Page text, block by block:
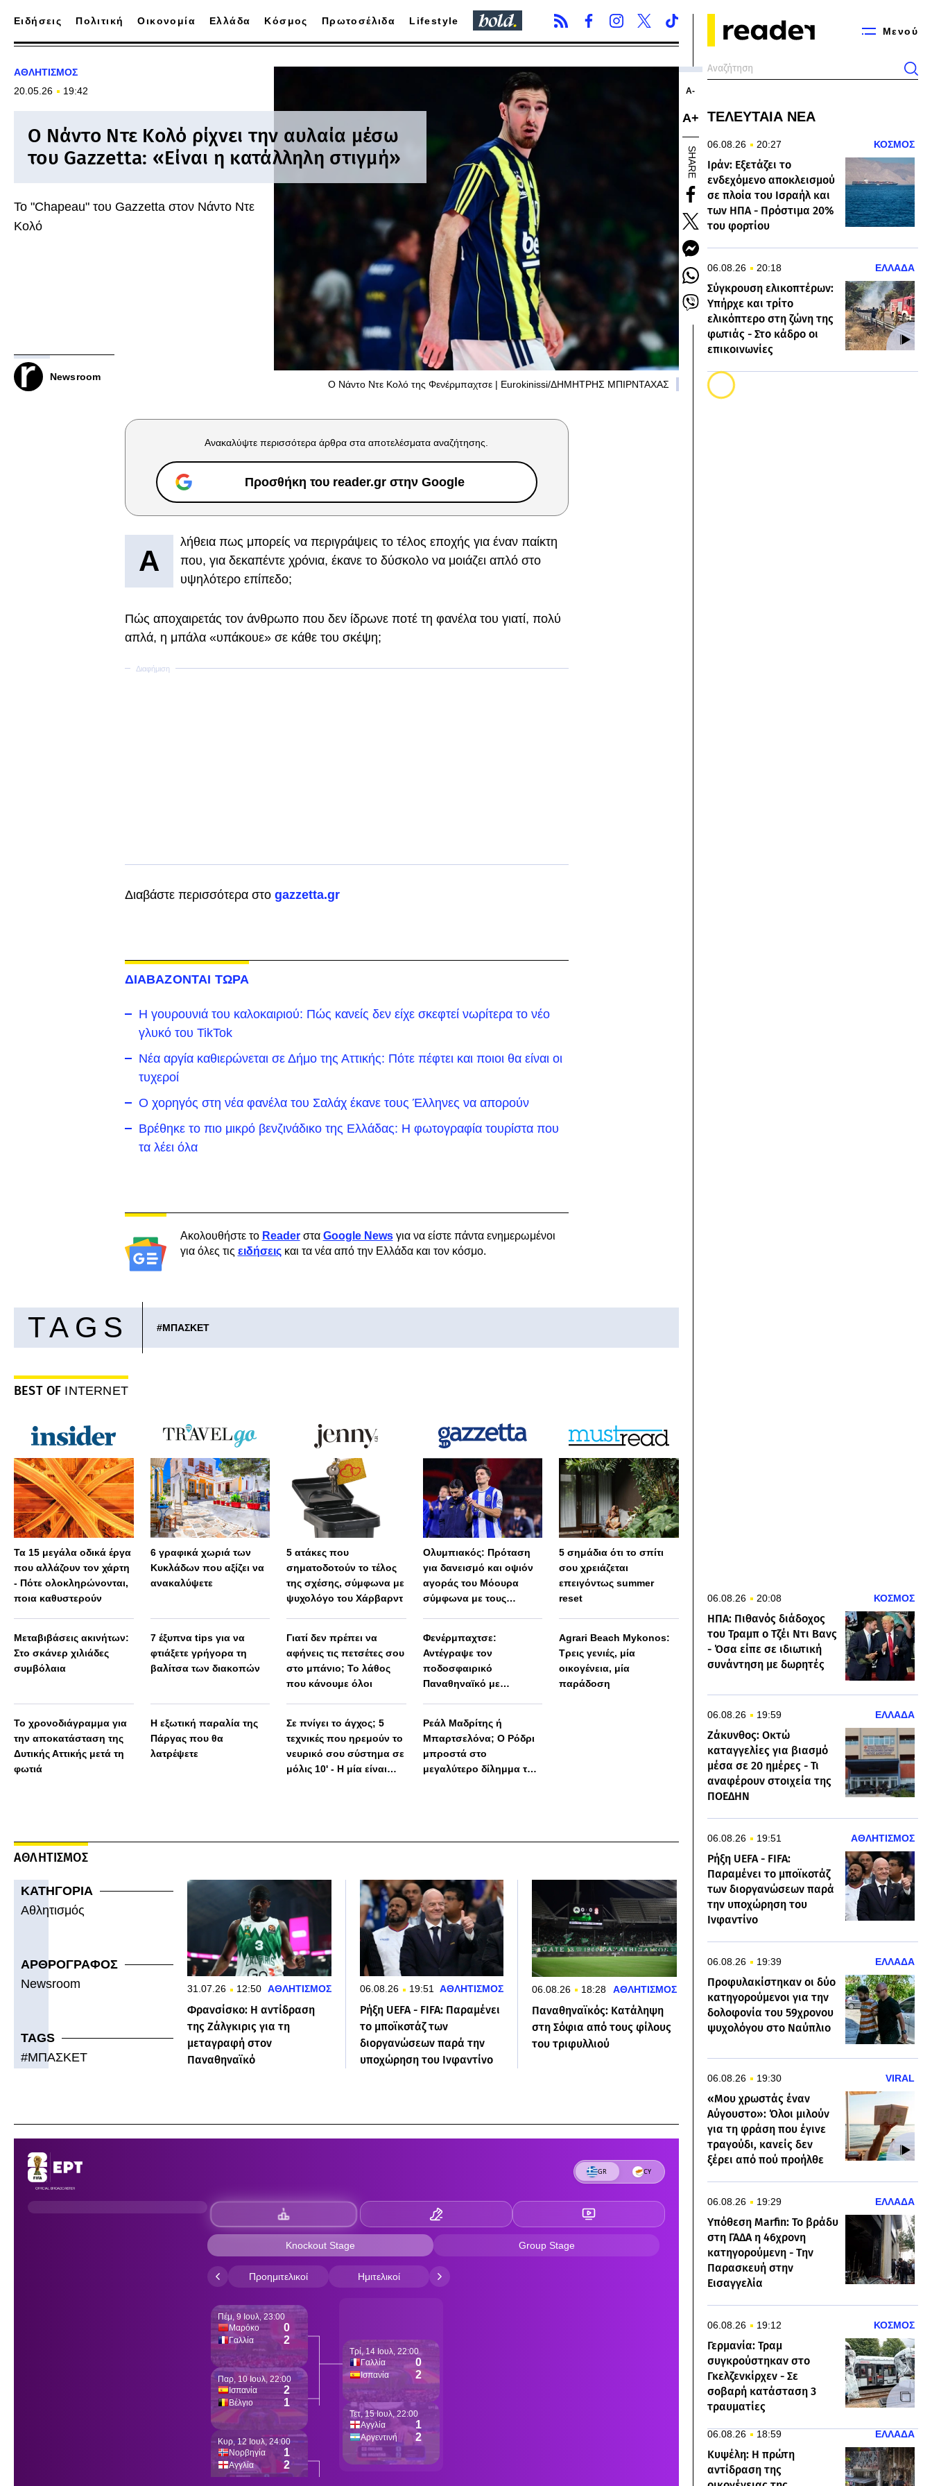
Μενού
Ειδήσεις Πολιτική Οικονομία Ελλάδα Κόσμος Πρωτοσέλιδα Lifestyle
ΑΘΛΗΤΙΣΜΟΣ
20.05.26
19:42
Ο Νάντο Ντε Κολό ρίχνει την αυλαία μέσω
του Gazzetta: «Είναι η κατάλληλη στιγμή»
Το "Chapeau" του Gazzetta στον Νάντο Ντε
Κολό
Newsroom
Ο Νάντο Ντε Κολό της Φενέρμπαχτσε | Εurokinissi/ΔΗΜΗΤΡΗΣ ΜΠΙΡΝΤΑΧΑΣ
Α-
Α+
SHARE
Ανακαλύψτε περισσότερα άρθρα στα αποτελέσματα αναζήτησης.
Προσθήκη του reader.gr στην Google
Α
λήθεια πως μπορείς να περιγράψεις το τέλος εποχής για έναν παίκτη
που, για δεκαπέντε χρόνια, έκανε το δύσκολο να μοιάζει απλό στο
υψηλότερο επίπεδο;
Πώς αποχαιρετάς τον άνθρωπο που δεν ίδρωνε ποτέ τη φανέλα του γιατί, πολύ
απλά, η μπάλα «υπάκουε» σε κάθε του σκέψη;
Διαβάστε περισσότερα στο gazzetta.gr
ΔΙΑΒΑΖΟΝΤΑΙ ΤΩΡΑ
Η γουρουνιά του καλοκαιριού: Πώς κανείς δεν είχε σκεφτεί νωρίτερα το νέο
γλυκό του TikTok
Νέα αργία καθιερώνεται σε Δήμο της Αττικής: Πότε πέφτει και ποιοι θα είναι οι
τυχεροί
Ο χορηγός στη νέα φανέλα του Σαλάχ έκανε τους Έλληνες να απορούν
Βρέθηκε το πιο μικρό βενζινάδικο της Ελλάδας: Η φωτογραφία τουρίστα που
τα λέει όλα
Ακολουθήστε το Readerστα Google Newsγια να είστε πάντα ενημερωμένοι
για όλες τις ειδήσειςκαι τα νέα από την Ελλάδα και τον κόσμο.
TAGS #ΜΠΑΣΚΕΤ
BEST OF INTERNET
Τα 15 μεγάλα οδικά έργα
που αλλάζουν τον χάρτη
- Πότε ολοκληρώνονται,
ποια καθυστερούν
Μεταβιβάσεις ακινήτων:
Στο σκάνερ χιλιάδες
συμβόλαια
Το χρονοδιάγραμμα για
την αποκατάσταση της
Δυτικής Αττικής μετά τη
φωτιά
6 γραφικά χωριά των
Κυκλάδων που αξίζει να
ανακαλύψετε
7 έξυπνα tips για να
φτιάξετε γρήγορα τη
βαλίτσα των διακοπών
Η εξωτική παραλία της
Πάργας που θα
λατρέψετε
5 ατάκες που
σηματοδοτούν το τέλος
της σχέσης, σύμφωνα με
ψυχολόγο του Χάρβαρντ
Γιατί δεν πρέπει να
αφήνεις τις πετσέτες σου
στο μπάνιο; Το λάθος
που κάνουμε όλοι
Σε πνίγει το άγχος; 5
τεχνικές που ηρεμούν το
νευρικό σου σύστημα σε
μόλις 10' - Η μία είναι
Ολυμπιακός: Πρόταση
για δανεισμό και οψιόν
αγοράς του Μόουρα
σύμφωνα με τους
Φενέρμπαχτσε:
Αντέγραψε τον
ποδοσφαιρικό
Παναθηναϊκό με
Ρεάλ Μαδρίτης ή
Μπαρτσελόνα; Ο Ρόδρι
μπροστά στο
μεγαλύτερο δίλημμα της
5 σημάδια ότι το σπίτι
σου χρειάζεται
επειγόντως summer
reset
Agrari Beach Mykonos:
Τρεις γενιές, μία
οικογένεια, μία
παράδοση
ΑΘΛΗΤΙΣΜΟΣ
ΚΑΤΗΓΟΡΙΑ
Αθλητισμός
ΑΡΘΡΟΓΡΑΦΟΣ
Newsroom
TAGS
#ΜΠΑΣΚΕΤ
31.07.26 12:50 ΑΘΛΗΤΙΣΜΟΣ
Φρανσίσκο: Η αντίδραση
της Ζάλγκιρις για τη
μεταγραφή στον
Παναθηναϊκό
06.08.26 19:51 ΑΘΛΗΤΙΣΜΟΣ
Ρήξη UEFA - FIFA: Παραμένει
το μποϊκοτάζ των
διοργανώσεων παρά την
υποχώρηση του Ινφαντίνο
06.08.26 18:28 ΑΘΛΗΤΙΣΜΟΣ
Παναθηναϊκός: Κατάληψη
στη Σόφια από τους φίλους
του τριφυλλιού
ΤΕΛΕΥΤΑΙΑ ΝΕΑ
06.08.26 20:27 ΚΟΣΜΟΣ
Ιράν: Εξετάζει το
ενδεχόμενο αποκλεισμού
σε πλοία του Ισραήλ και
των ΗΠΑ - Πρόστιμα 20%
του φορτίου
06.08.26 20:18 ΕΛΛΑΔΑ
Σύγκρουση ελικοπτέρων:
Υπήρχε και τρίτο
ελικόπτερο στη ζώνη της
φωτιάς - Στο κάδρο οι
επικοινωνίες
06.08.26 20:08 ΚΟΣΜΟΣ
ΗΠΑ: Πιθανός διάδοχος
του Τραμπ ο Τζέι Ντι Βανς
- Όσα είπε σε ιδιωτική
συνάντηση με δωρητές
06.08.26 19:59 ΕΛΛΑΔΑ
Ζάκυνθος: Οκτώ
καταγγελίες για βιασμό
μέσα σε 20 ημέρες - Τι
αναφέρουν στοιχεία της
ΠΟΕΔΗΝ
06.08.26 19:51 ΑΘΛΗΤΙΣΜΟΣ
Ρήξη UEFA - FIFA:
Παραμένει το μποϊκοτάζ
των διοργανώσεων παρά
την υποχώρηση του
Ινφαντίνο
06.08.26 19:39 ΕΛΛΑΔΑ
Προφυλακίστηκαν οι δύο
κατηγορούμενοι για την
δολοφονία του 59χρονου
ψυχολόγου στο Ναύπλιο
06.08.26 19:30 VIRAL
«Μου χρωστάς έναν
Αύγουστο»: Όλοι μιλούν
για τη φράση που έγινε
τραγούδι, κανείς δεν
ξέρει από πού προήλθε
06.08.26 19:29 ΕΛΛΑΔΑ
Υπόθεση Marfin: Το βράδυ
στη ΓΑΔΑ η 46χρονη
κατηγορούμενη - Την
Παρασκευή στην
Εισαγγελία
06.08.26 19:12 ΚΟΣΜΟΣ
Γερμανία: Τραμ
συγκρούστηκαν στο
Γκελζενκίρχεν - Σε
σοβαρή κατάσταση 3
τραυματίες
06.08.26 18:59 ΕΛΛΑΔΑ
Κυψέλη: Η πρώτη
αντίδραση της